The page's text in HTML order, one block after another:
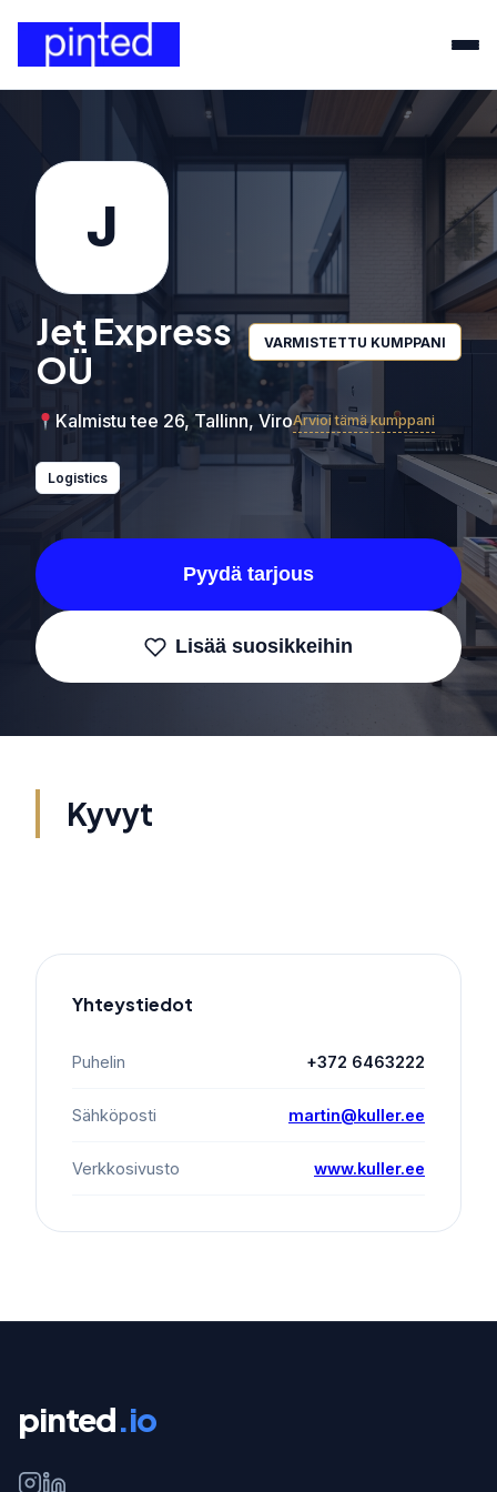
J
Jet Express
OÜ
VARMISTETTU KUMPPANI
Kalmistu tee 26, Tallinn, ViroArvioi tämä kumppani
Logistics
Pyydä tarjous
Lisää suosikkeihin
Kyvyt
Yhteystiedot
Puhelin +372 6463222
Sähköposti martin@kuller.ee
Verkkosivusto www.kuller.ee
pinted.io